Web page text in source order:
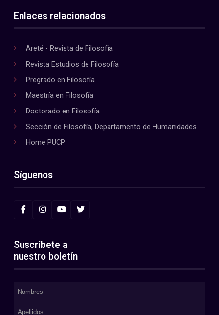
Enlaces relacionados
Areté - Revista de Filosofía
Revista Estudios de Filosofía
Pregrado en Filosofía
Maestría en Filosofía
Doctorado en Filosofía
Sección de Filosofía, Departamento de Humanidades
Home PUCP
Síguenos
Suscríbete a
nuestro boletín